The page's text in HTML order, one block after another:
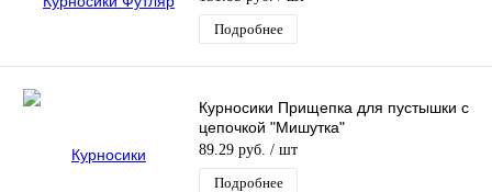
Подробнее
Курносики Прищепка для пустышки с
цепочкой "Мишутка"
89.29 руб. / шт
Подробнее